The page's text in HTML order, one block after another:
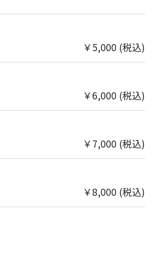
￥5,000 (税込)
￥6,000 (税込)
￥7,000 (税込)
￥8,000 (税込)